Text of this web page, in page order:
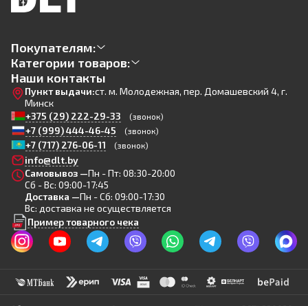
Покупателям:
Категории товаров:
Наши контакты
Пункт выдачи:ст. м. Молодежная, пер. Домашевский 4, г.
Минск
+375 (29) 222-29-33
(звонок)
+7 (999) 444-46-45 (звонок)
+7 (717) 276-06-11 (звонок)
info@dlt.by
Самовывоз —Пн - Пт: 08:30-20:00
Сб - Вс: 09:00-17:45
Доставка —Пн - Сб: 09:00-17:30
Вс: доставка не осуществляется
Пример товарного чека